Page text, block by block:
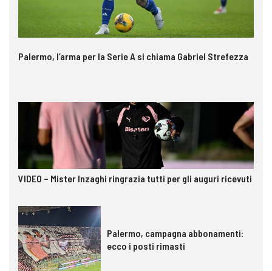
Palermo, l’arma per la Serie A si chiama Gabriel Strefezza
VIDEO – Mister Inzaghi ringrazia tutti per gli auguri ricevuti
Palermo, campagna abbonamenti:
ecco i posti rimasti